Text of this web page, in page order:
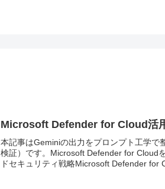
Microsoft Defender for Cloud活
本記事はGeminiの出力をプロンプト工学で
検証）です。Microsoft Defender for Cloud
ドセキュリティ戦略Microsoft Defender for